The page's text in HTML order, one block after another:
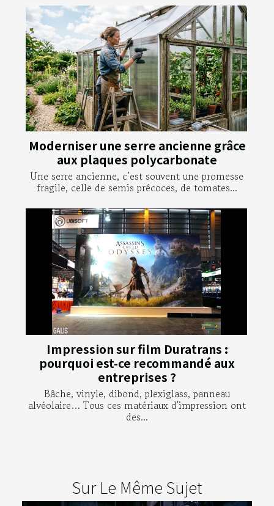
Moderniser une serre ancienne grâce
aux plaques polycarbonate
Une serre ancienne, c’est souvent une promesse
fragile, celle de semis précoces, de tomates...
Impression sur film Duratrans :
pourquoi est-ce recommandé aux
entreprises ?
Bâche, vinyle, dibond, plexiglass, panneau
alvéolaire… Tous ces matériaux d'impression ont
des...
Sur Le Même Sujet